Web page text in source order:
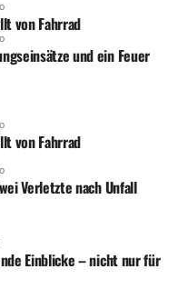
sich wieder am
von Fahrrad
und ein Feuer
von Fahrrad
Verletzte nach Unfall
Einblicke – nicht nur für